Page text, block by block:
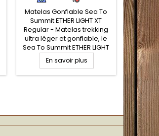
Matelas Gonflable Sea To
Summit ETHER LIGHT XT
Regular - Matelas trekking
ultra léger et gonflable, le
Sea To Summit ETHER LIGHT
XT est très confortable avec
ses 10 cm d'épaisseur, où
vous pourrez même dormir
en utilisant moins de tissu,
donc...
En savoir plus